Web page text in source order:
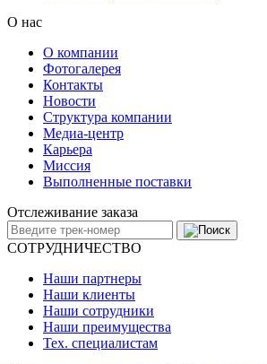
О нас
О компании
Фотогалерея
Контакты
Новости
Структура компании
Медиа-центр
Карьера
Миссия
Выполненные поставки
Отслеживание заказа
СОТРУДНИЧЕСТВО
Наши партнеры
Наши клиенты
Наши сотрудники
Наши преимущества
Тех. специалистам